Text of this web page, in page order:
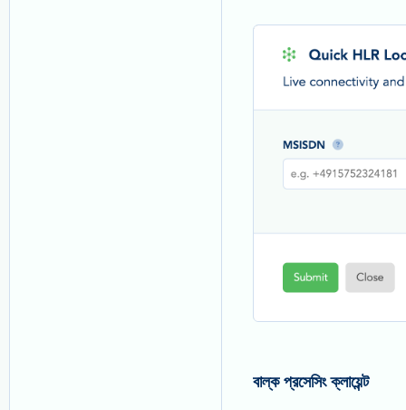
বাল্ক প্রসেসিং ক্লায়েন্ট